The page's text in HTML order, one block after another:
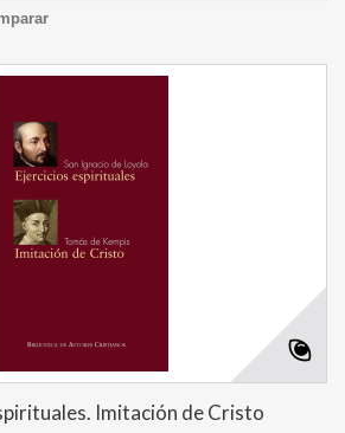
Imitación de Cristo